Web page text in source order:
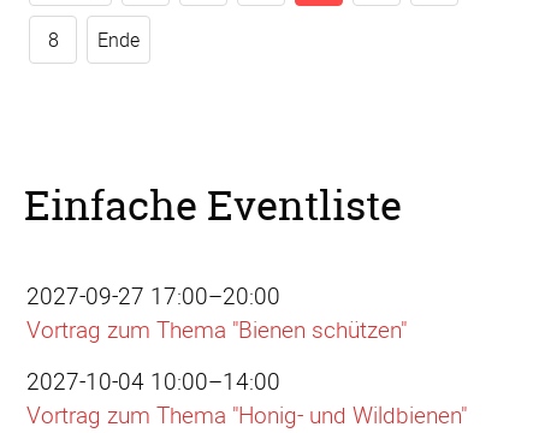
8 Ende
Einfache Eventliste
2027-09-27 17:00–20:00
Vortrag zum Thema "Bienen schützen"
2027-10-04 10:00–14:00
Vortrag zum Thema "Honig- und Wildbienen"